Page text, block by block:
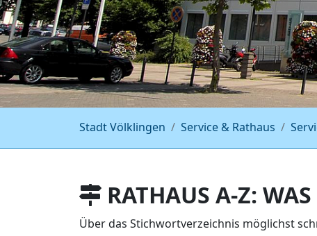
Stadt Völklingen Service & Rathaus
RATHAUS A-Z:
Über das Stichwortverzeichnis möglichst